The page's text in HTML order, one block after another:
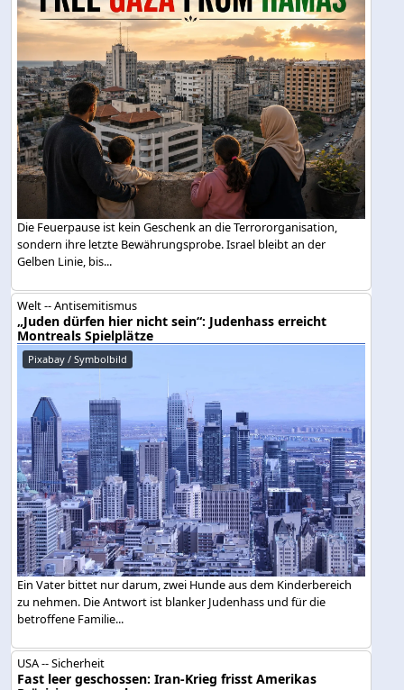
Die Feuerpause ist kein Geschenk an die Terrororganisation,
sondern ihre letzte Bewährungsprobe. Israel bleibt an der
Gelben Linie, bis...
Welt -- Antisemitismus
„Juden dürfen hier nicht sein“: Judenhass erreicht
Montreals Spielplätze
Pixabay / Symbolbild
Ein Vater bittet nur darum, zwei Hunde aus dem Kinderbereich
zu nehmen. Die Antwort ist blanker Judenhass und für die
betroffene Familie...
USA -- Sicherheit
Fast leer geschossen: Iran-Krieg frisst Amerikas